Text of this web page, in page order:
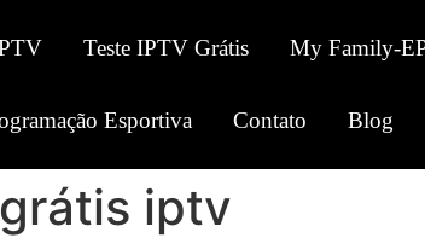
Teste IPTV Grátis My Family-
Esportiva Contato Blog
iptv